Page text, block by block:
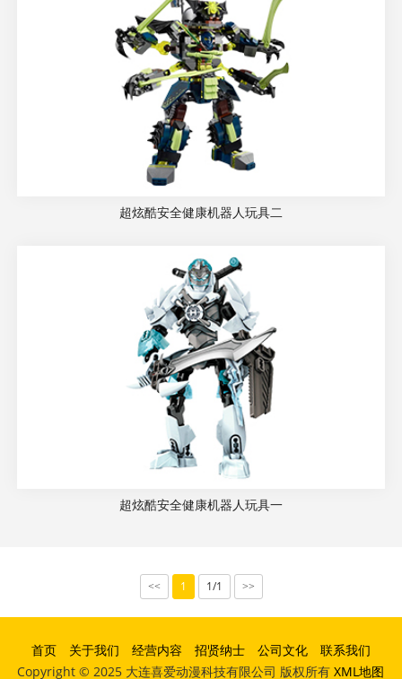
超炫酷安全健康机器人玩具二
超炫酷安全健康机器人玩具一
<< 1 1/1 >>
首页 关于我们 经营内容 招贤纳士 公司文化
联系我们
Copyright © 2025 大连喜爱动漫科技有限公司 版权所有XML地图